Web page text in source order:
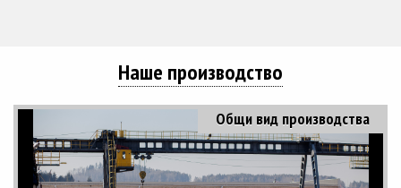
Наше производство
Общи вид производства